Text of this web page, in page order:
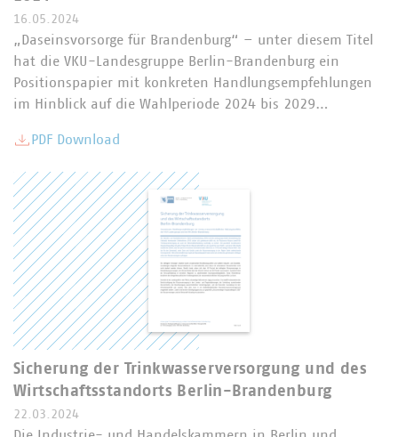
16.05.2024
„Daseinsvorsorge für Brandenburg“ – unter diesem Titel
hat die VKU-Landesgruppe Berlin-Brandenburg ein
Positionspapier mit konkreten Handlungsempfehlungen
im Hinblick auf die Wahlperiode 2024 bis 2029…
PDF Download
Sicherung der Trinkwasserversorgung und des
Wirtschaftsstandorts Berlin-Brandenburg
22.03.2024